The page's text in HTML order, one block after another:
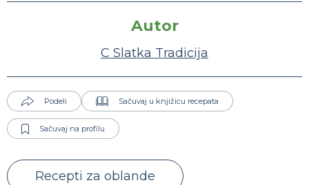
Autor
C Slatka Tradicija
Podeli Sačuvaj u knjižicu recepata
Sačuvaj na profilu
Recepti za oblande